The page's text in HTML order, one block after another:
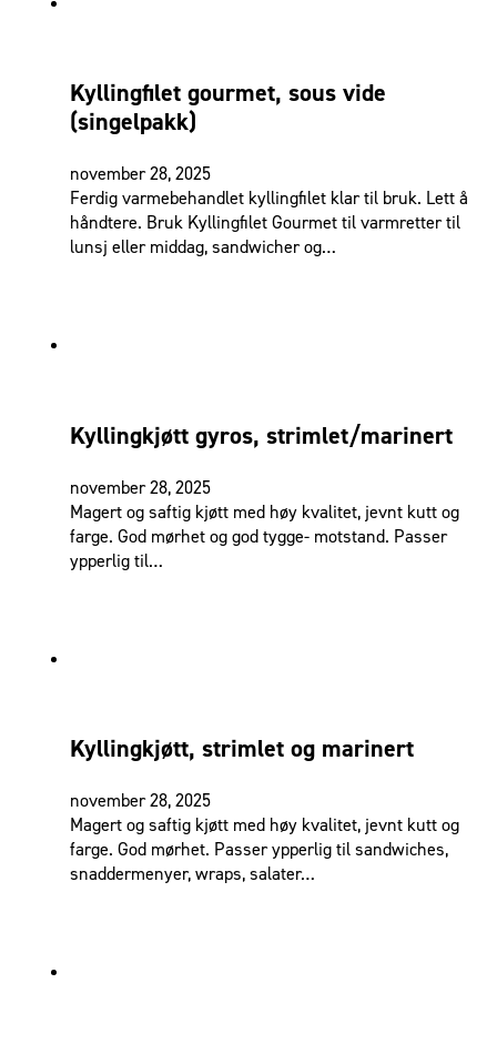
Kyllingfilet gourmet, sous vide
(singelpakk)
november 28, 2025
Ferdig varmebehandlet kyllingfilet klar til bruk. Lett å
håndtere. Bruk Kyllingfilet Gourmet til varmretter til
lunsj eller middag, sandwicher og…
Kyllingkjøtt gyros, strimlet/marinert
november 28, 2025
Magert og saftig kjøtt med høy kvalitet, jevnt kutt og
farge. God mørhet og god tygge- motstand. Passer
ypperlig til…
Kyllingkjøtt, strimlet og marinert
november 28, 2025
Magert og saftig kjøtt med høy kvalitet, jevnt kutt og
farge. God mørhet. Passer ypperlig til sandwiches,
snaddermenyer, wraps, salater…